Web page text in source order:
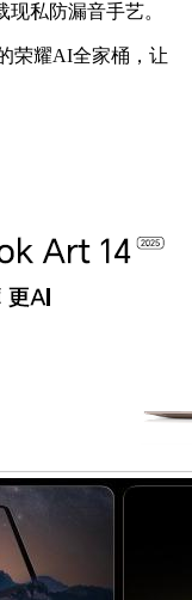
私防漏音手艺。
荣耀AI全家桶，让